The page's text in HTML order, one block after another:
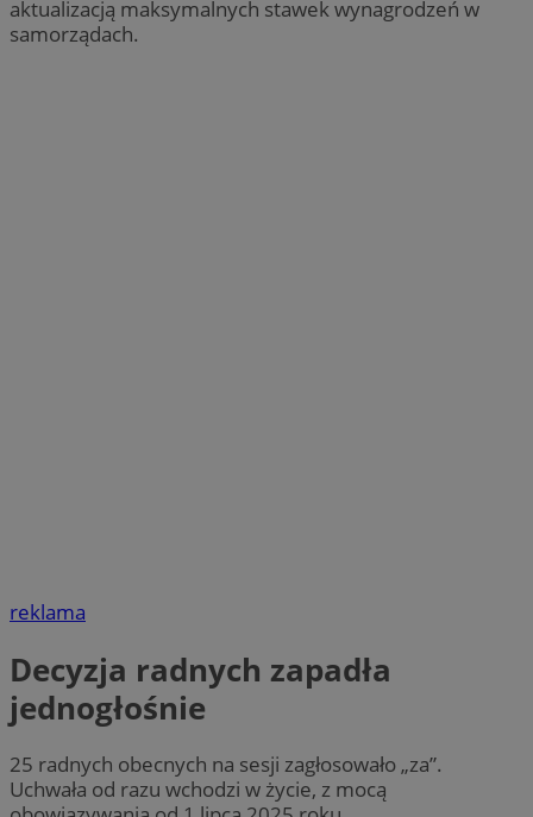
aktualizacją maksymalnych stawek wynagrodzeń w
samorządach.
reklama
Decyzja radnych zapadła
jednogłośnie
25 radnych obecnych na sesji zagłosowało „za”.
Uchwała od razu wchodzi w życie, z mocą